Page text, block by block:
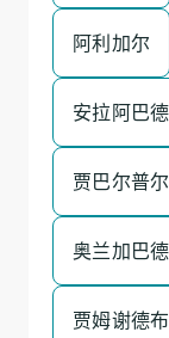
阿利加尔
安拉阿巴德
贾巴尔普尔
奥兰加巴德
贾姆谢德